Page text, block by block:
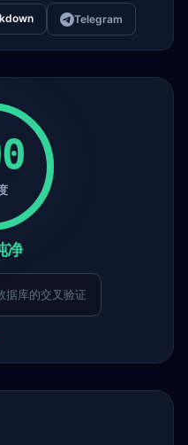
Telegram
净
据库的交叉验证